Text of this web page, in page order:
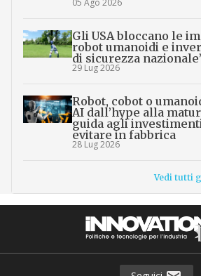
05 Ago 2026
Gli USA bloccano le
robot umanoidi e
di sicurezza
29 Lug 2026
Robot, cobot o
AI dall’hype alla
guida agli
evitare in fabbrica
28 Lug 2026
Vedi tutti